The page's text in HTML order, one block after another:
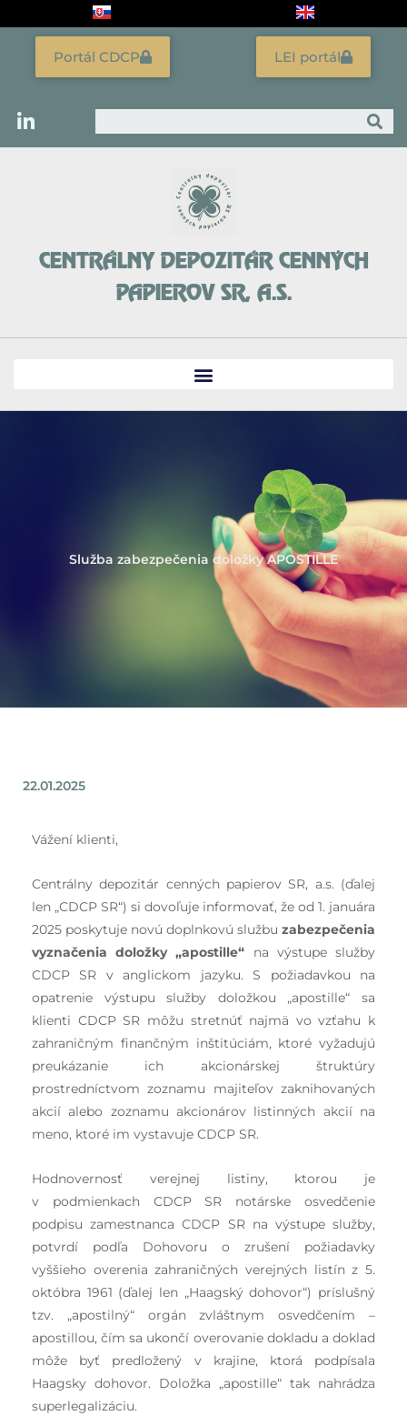
Vyhľadať
LEI portál
Portál CDCP
CENTRÁLNY DEPOZITÁR CENNÝCH
PAPIEROV SR, A.S.
Služba zabezpečenia doložky APOSTILLE
22.01.2025
Vážení klienti,
Centrálny depozitár cenných papierov SR, a.s. (ďalej
len „CDCP SR“) si dovoľuje informovať, že od 1. januára
2025 poskytuje novú doplnkovú službu zabezpečenia
vyznačenia doložky „apostille“ na výstupe služby
CDCP SR v anglickom jazyku. S požiadavkou na
opatrenie výstupu služby doložkou „apostille“ sa
klienti CDCP SR môžu stretnúť najmä vo vzťahu k
zahraničným finančným inštitúciám, ktoré vyžadujú
preukázanie ich akcionárskej štruktúry
prostredníctvom zoznamu majiteľov zaknihovaných
akcií alebo zoznamu akcionárov listinných akcií na
meno, ktoré im vystavuje CDCP SR.
Hodnovernosť verejnej listiny, ktorou je
v podmienkach CDCP SR notárske osvedčenie
podpisu zamestnanca CDCP SR na výstupe služby,
potvrdí podľa Dohovoru o zrušení požiadavky
vyššieho overenia zahraničných verejných listín z 5.
októbra 1961 (ďalej len „Haagský dohovor“) príslušný
tzv. „apostilný“ orgán zvláštnym osvedčením –
apostillou, čím sa ukončí overovanie dokladu a doklad
môže byť predložený v krajine, ktorá podpísala
Haagsky dohovor. Doložka „apostille“ tak nahrádza
superlegalizáciu.